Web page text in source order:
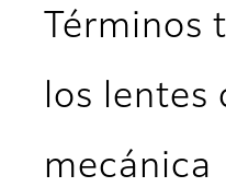
Términos
los lentes
mecánica